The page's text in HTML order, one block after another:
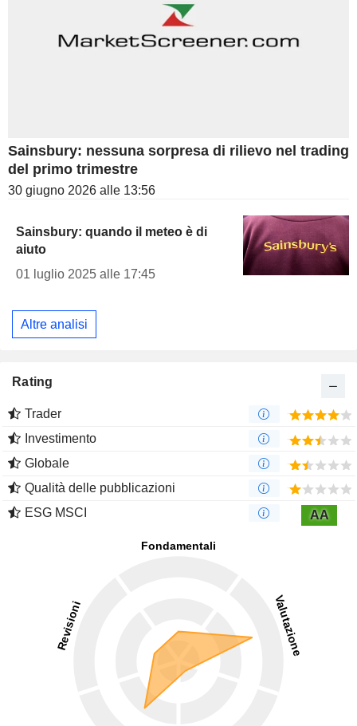
Sainsbury: nessuna sorpresa di rilievo nel trading
del primo trimestre
30 giugno 2026 alle 13:56
Sainsbury: quando il meteo è di
aiuto
01 luglio 2025 alle 17:45
Altre analisi
Rating
Trader
Investimento
Globale
Qualità delle pubblicazioni
ESG MSCI
AA